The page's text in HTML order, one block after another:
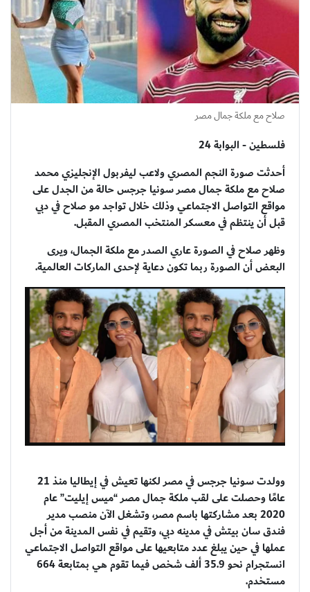
صلاح مع ملكة جمال مصر
فلسطين - البوابة 24
قبل أن ينتظم في معسكر المنتخب المصري المقبل.
البعض أن الصورة ربما تكون دعاية لإحدى الماركات العالمية.
2020 بعد مشاركتها باسم مصر، وتشغل الآن منصب مدير
مستخدم.